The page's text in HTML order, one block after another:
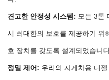
견고한 안정성 시스템: 모든 3톤
시 최대한의 보호를 제공하기 위
호 장치를 갖도록 설계되었습니
정밀 제어: 우리의 지게차용 디젤